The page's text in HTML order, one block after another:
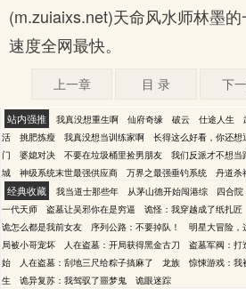
(m.zuiaixs.net)天命风水师林墨
速度全网最快。
上一章 目 录 下
站内强推 我真没想重生啊 仙府奇缘 破云 仕途人生
活
挑肥拣瘦 我真没想当训练家啊 长得这么好看，你还想
门
婆媳对决 不要在垃圾桶里捡男朋友 我们反派才不想当
城
神级系统末世最强供应商 万界之最强垂钓系统 丹道杀
经典收藏 我当道士那些年 从茅山德开始闯港综 四合院
一代天师
盗墓让吴邪你在是穷逼 诡怪：我穿越成了纸扎匠
诡怎么都是我前女友
序列公路：不要掉队！ 明星大冒险，
局被小哥宠坏
人在盗墓：开局获得黑金古刀 盗墓军阀：打
始
人在盗墓：刮地三尺给粽子搞麻了 龙族 惊悚游戏：我
生
诡异复苏：我驾驭了噩梦鬼 诡眼迷踪